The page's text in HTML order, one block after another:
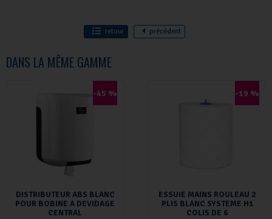
retour précédent
DANS LA MÊME GAMME
-45 %
DISTRIBUTEUR ABS BLANC
POUR BOBINE A DEVIDAGE
CENTRAL
-19 %
ESSUIE MAINS ROULEAU 2
PLIS BLANC SYSTEME H1
COLIS DE 6